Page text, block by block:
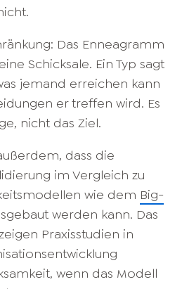
Das Enneagramm
Schicksale. Ein Typ sagt
jemand erreichen kann
er treffen wird. Es
nicht das Ziel.
dass die
im Vergleich zu
wie dem Big-
werden kann. Das
Praxisstudien in
wenn das Modell